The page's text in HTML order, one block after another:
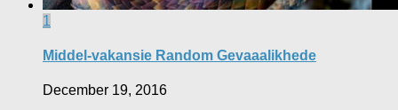
1
Middel-vakansie Random Gevaaalikhede
December 19, 2016